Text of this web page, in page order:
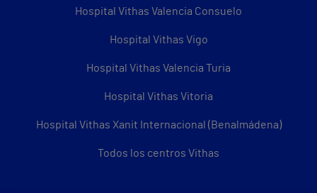
Hospital Vithas Valencia Consuelo
Hospital Vithas Vigo
Hospital Vithas Valencia Turia
Hospital Vithas Vitoria
Hospital Vithas Xanit Internacional (Benalmádena)
Todos los centros Vithas